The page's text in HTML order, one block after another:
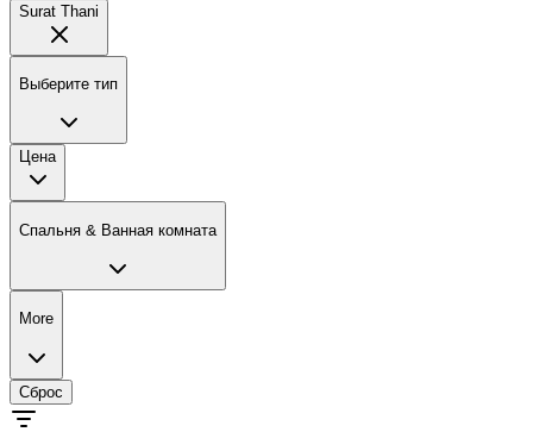
Surat Thani
Выберите тип
Цена
Спальня & Ванная комната
More
Сброс